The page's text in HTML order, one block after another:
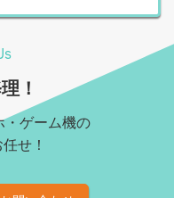
旧
！
ゲーム機の
せ！